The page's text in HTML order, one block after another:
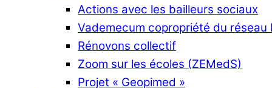
Actions avec les bailleurs sociaux
Vademecum copropriété du réseau
Rénovons collectif
Zoom sur les écoles (ZEMedS)
Projet « Geopimed »